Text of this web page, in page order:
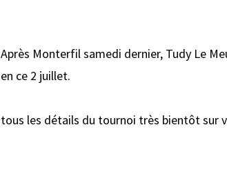
Après Monterfil samedi dernier, Tudy Le
en ce 2 juillet.
tous les détails du tournoi très bientôt sur